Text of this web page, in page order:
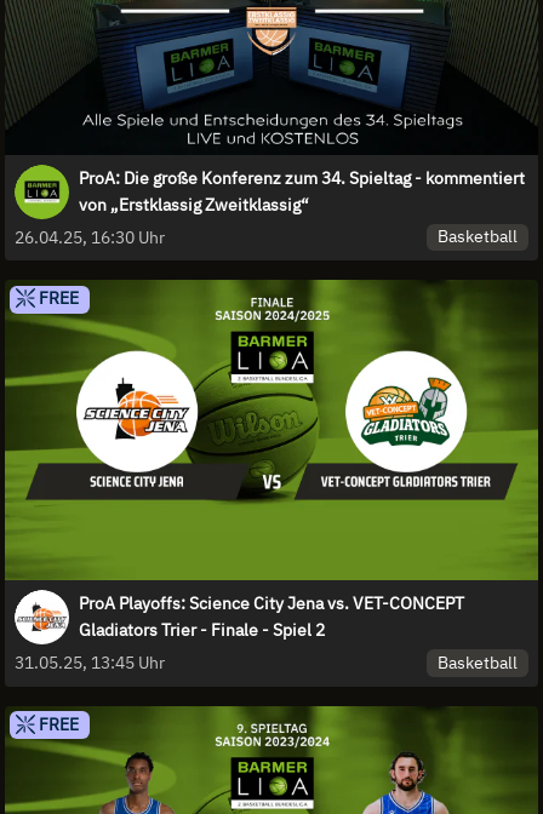
ProA: Die große Konferenz zum 34. Spieltag - kommentiert
von „Erstklassig Zweitklassig“
26.04.25, 16:30 Uhr
Basketball
FREE
ProA Playoffs: Science City Jena vs. VET-CONCEPT
Gladiators Trier - Finale - Spiel 2
31.05.25, 13:45 Uhr
Basketball
FREE